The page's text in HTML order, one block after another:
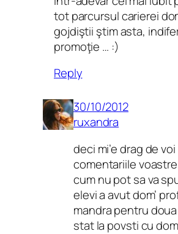
tot parcursul carierei
gojdiştii ştim asta,
promoţie … :)
Reply
30/10/2012
ruxandra
deci mi’e drag de
comentariile
cum nu pot sa va
elevi a avut dom’
mandra pentru
stat la povsti cu